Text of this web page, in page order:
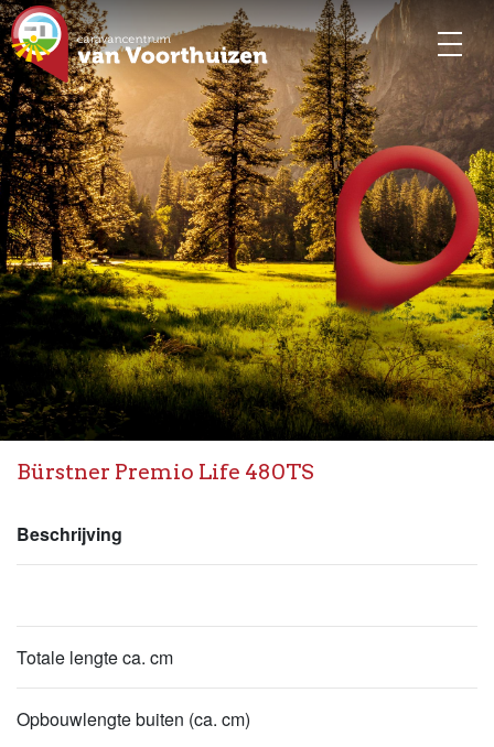
Bürstner Premio Life 480TS
Beschrijving
Totale lengte ca. cm
Opbouwlengte buiten (ca. cm)